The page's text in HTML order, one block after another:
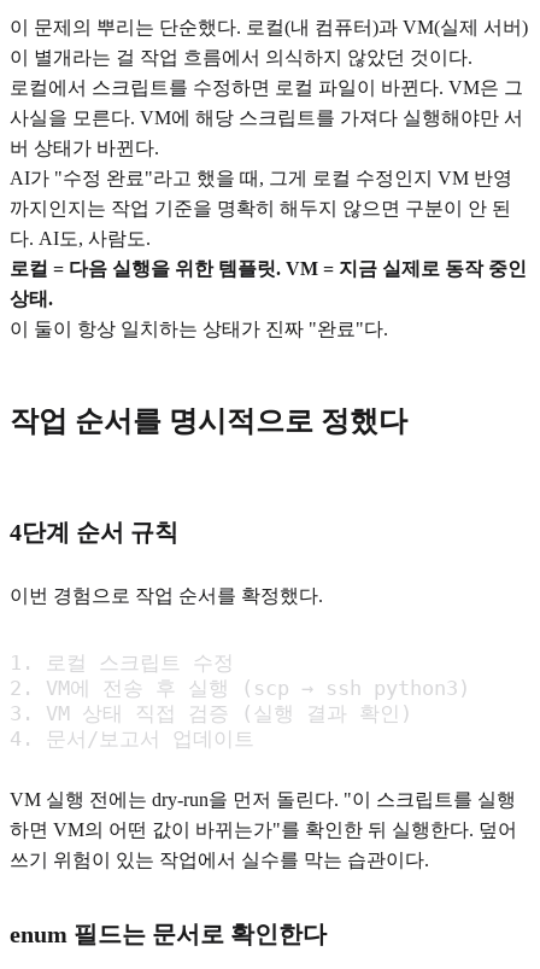
이 문제의 뿌리는 단순했다. 로컬(내 컴퓨터)과 VM(실제 서버)
이 별개라는 걸 작업 흐름에서 의식하지 않았던 것이다.
로컬에서 스크립트를 수정하면 로컬 파일이 바뀐다. VM은 그
사실을 모른다. VM에 해당 스크립트를 가져다 실행해야만 서
버 상태가 바뀐다.
AI가 "수정 완료"라고 했을 때, 그게 로컬 수정인지 VM 반영
까지인지는 작업 기준을 명확히 해두지 않으면 구분이 안 된
다. AI도, 사람도.
로컬 = 다음 실행을 위한 템플릿. VM = 지금 실제로 동작 중인
상태.
이 둘이 항상 일치하는 상태가 진짜 "완료"다.
작업 순서를 명시적으로 정했다
4단계 순서 규칙
이번 경험으로 작업 순서를 확정했다.
1. 로컬 스크립트 수정
2. VM에 전송 후 실행 (scp → ssh python3)
3. VM 상태 직접 검증 (실행 결과 확인)
4. 문서/보고서 업데이트
VM 실행 전에는 dry-run을 먼저 돌린다. "이 스크립트를 실행
하면 VM의 어떤 값이 바뀌는가"를 확인한 뒤 실행한다. 덮어
쓰기 위험이 있는 작업에서 실수를 막는 습관이다.
enum 필드는 문서로 확인한다